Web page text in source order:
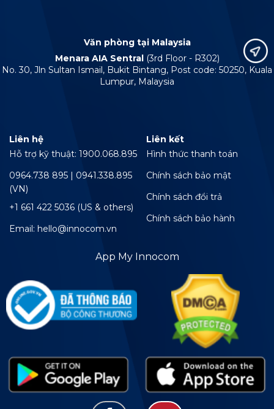
Văn phòng tại Malaysia
Menara AIA Sentral (3rd Floor - R302)
No. 30, Jln Sultan Ismail, Bukit Bintang, Post code: 50250, Kuala
Lumpur, Malaysia
Liên hệ
Hỗ trợ kỹ thuật: 1900.068.895
0964.738 895 | 0941.338.895
(VN)
+1 661 422 5036 (US & others)
Email: hello@innocom.vn
Liên kết
Hình thức thanh toán
Chính sách bảo mật
Chính sách đổi trả
Chính sách bảo hành
App My Innocom